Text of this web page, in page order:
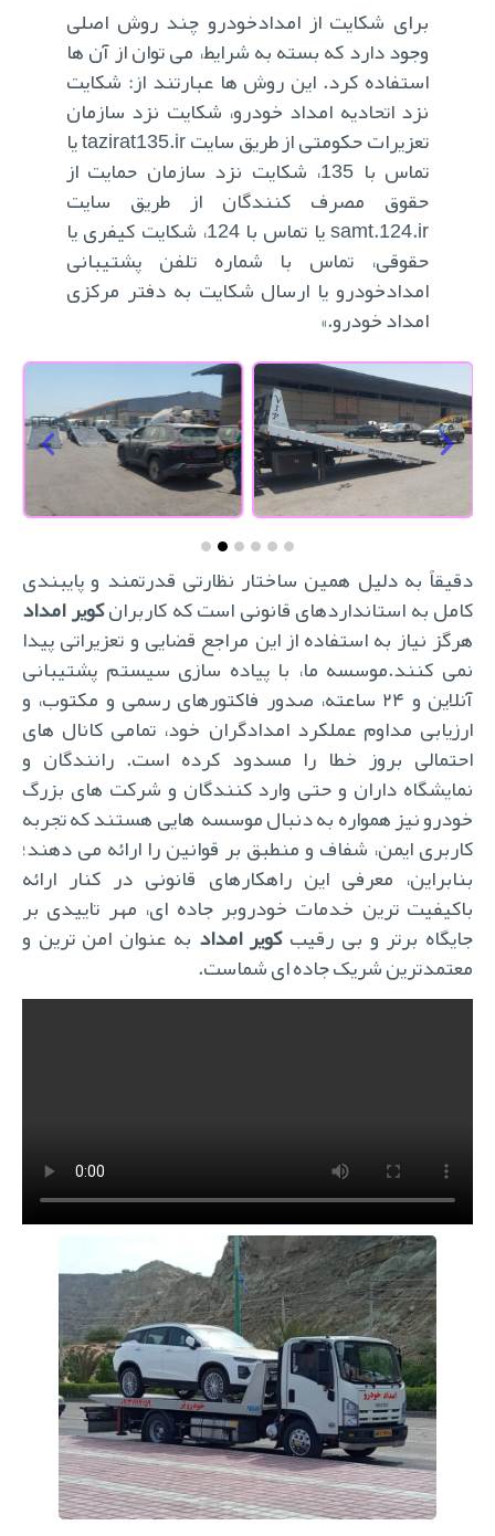
برای شکایت از امدادخودرو چند روش اصلی
وجود دارد که بسته به شرایط، می توان از آن ها
استفاده کرد. این روش ها عبارتند از: شکایت
نزد اتحادیه امداد خودرو، شکایت نزد سازمان
تعزیرات حکومتی از طریق سایت tazirat135.ir یا
تماس با 135، شکایت نزد سازمان حمایت از
حقوق مصرف کنندگان از طریق سایت
samt.124.ir یا تماس با 124، شکایت کیفری یا
حقوقی، تماس با شماره تلفن پشتیبانی
امدادخودرو یا ارسال شکایت به دفتر مرکزی
امداد خودرو.»
دقیقاً به دلیل همین ساختار نظارتی قدرتمند و پایبندی
کامل به استانداردهای قانونی است که کاربرانکویر امداد
هرگز نیاز به استفاده از این مراجع قضایی و تعزیراتی پیدا
نمی کنند.موسسه ما، با پیاده سازی سیستم پشتیبانی
آنلاین و ۲۴ ساعته، صدور فاکتورهای رسمی و مکتوب، و
ارزیابی مداوم عملکرد امدادگران خود، تمامی کانال های
احتمالی بروز خطا را مسدود کرده است. رانندگان و
نمایشگاه داران و حتی وارد کنندگان و شرکت های بزرگ
خودرو نیز همواره به دنبال موسسه هایی هستند که تجربه
کاربری ایمن، شفاف و منطبق بر قوانین را ارائه می دهند؛
بنابراین، معرفی این راهکارهای قانونی در کنار ارائه
باکیفیت ترین خدمات خودروبر جاده ای، مهر تاییدی بر
جایگاه برتر و بی رقیبکویر امدادبه عنوان امن ترین و
معتمدترین شریک جاده ای شماست.